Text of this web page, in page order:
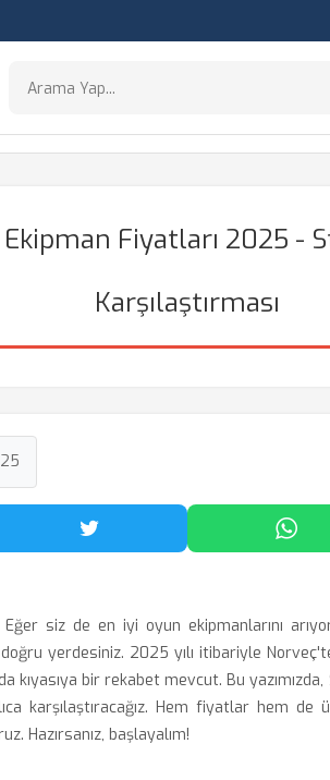
Fiyatları 2025 -
Karşılaştırması
Paylaş Twitter'da Paylaş
siz de en iyi oyun ekipmanlarını
yerdesiniz. 2025 yılı itibariyle
kıyasıya bir rekabet mevcut. Bu
karşılaştıracağız. Hem fiyatlar hem
Hazırsanız, başlayalım!